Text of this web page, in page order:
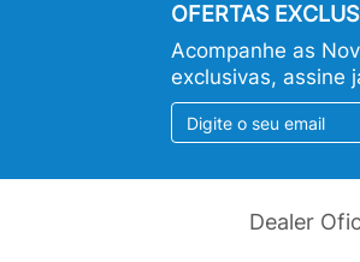
OFERTAS
Acompanhe as
exclusivas, assine
Dealer